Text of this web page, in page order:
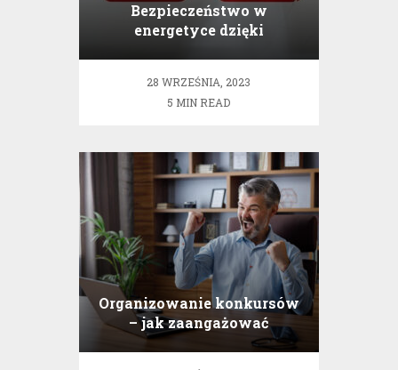
Bezpieczeństwo w
energetyce dzięki
28 WRZEŚNIA, 2023
5 MIN READ
Organizowanie konkursów
– jak zaangażować
użytkowników?